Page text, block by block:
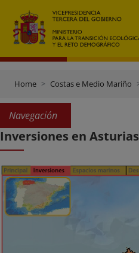
Home Costas e Medio Mariño
Navegación
Inversiones en Asturias